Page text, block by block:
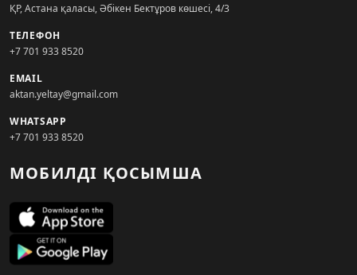
ҚР, Астана қаласы, Әбікен Бектұров көшесі, 4/3
ТЕЛЕФОН
+7 701 933 8520
EMAIL
aktan.yeltay@gmail.com
WHATSAPP
+7 701 933 8520
МОБИЛДІ ҚОСЫМША